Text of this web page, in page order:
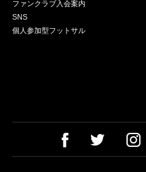
ファンクラブ入会案内
SNS
個人参加型フットサル